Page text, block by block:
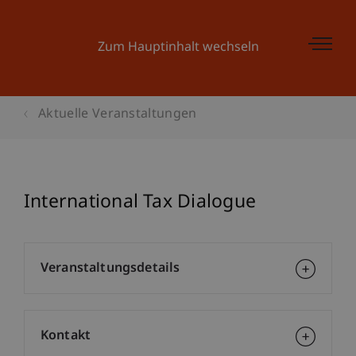
Zum Hauptinhalt wechseln
Aktuelle Veranstaltungen
International Tax Dialogue
Veranstaltungsdetails
Kontakt